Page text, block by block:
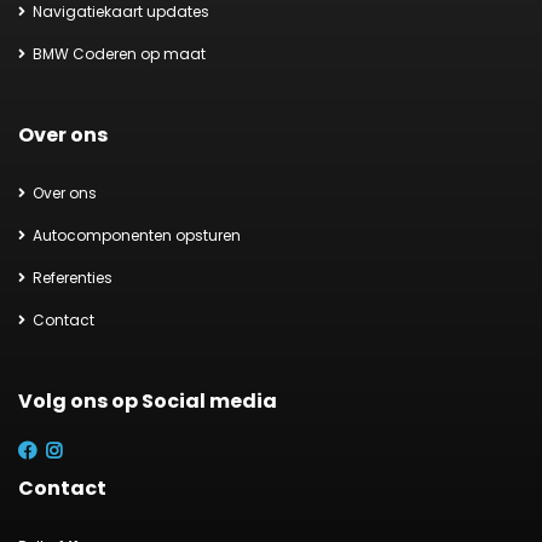
Navigatiekaart updates
BMW Coderen op maat
Over ons
Over ons
Autocomponenten opsturen
Referenties
Contact
Volg ons op Social media
Contact